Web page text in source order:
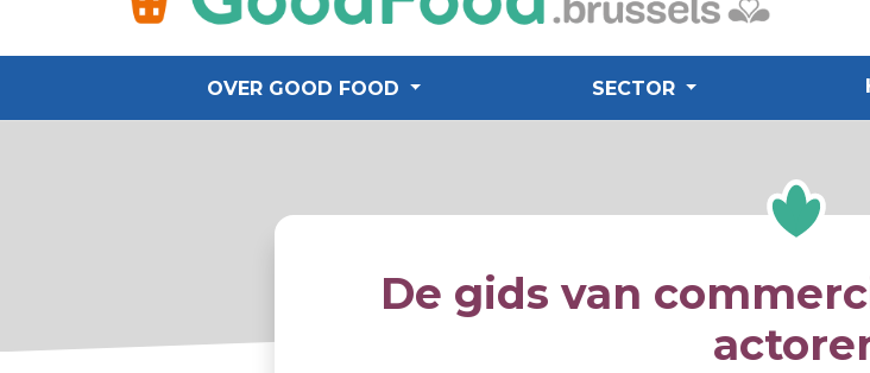
OVER GOOD FOOD SECTOR
De gids van